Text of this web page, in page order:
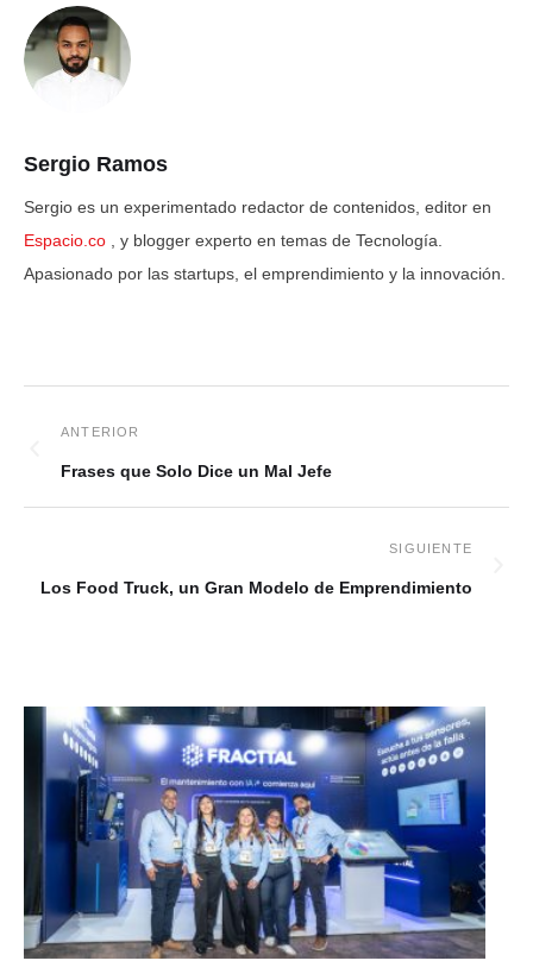
Sergio Ramos
Sergio es un experimentado redactor de contenidos, editor en
Espacio.co
, y blogger experto en temas de Tecnología.
Apasionado por las startups, el emprendimiento y la innovación.
Frases que Solo Dice un Mal Jefe
Los Food Truck, un Gran Modelo de Emprendimiento